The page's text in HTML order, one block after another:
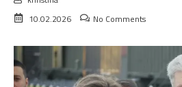
10.02.2026
No Comments